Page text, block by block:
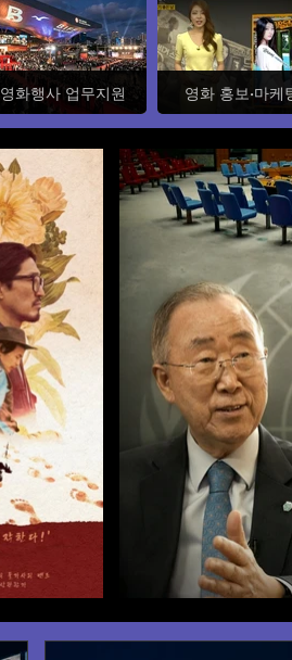
영화행사 업무지원 영화 홍보·마케